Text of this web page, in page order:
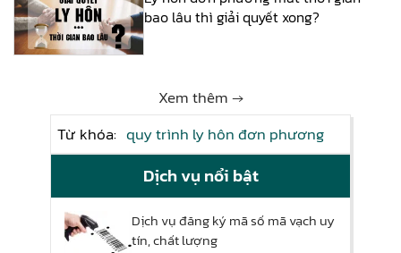
bao lâu thì giải quyết xong?
Xem thêm →
Từ khóa: quy trình ly hôn đơn phương
Dịch vụ nổi bật
Dịch vụ đăng ký mã số mã vạch uy
tín, chất lượng